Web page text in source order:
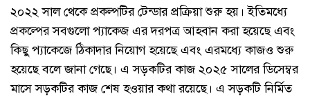
২০২২ সাল থেকে প্রকল্পটির টেন্ডার প্রক্রিয়া শুরু হয়। ইতিমধ্যে
প্রকল্পের সবগুলো প্যাকেজ এর দরপত্র আহবান করা হয়েছে এবং
কিছু প্যাকেজে ঠিকাদার নিয়োগ হয়েছে এবং এরমধ্যে কাজও শুরু
হয়েছে বলে জানা গেছে। এ সড়কটির কাজ ২০২৫ সালের ডিসেম্বর
মাসে সড়কটির কাজ শেষ হওয়ার কথা রয়েছে। এ সড়কটি নির্মিত